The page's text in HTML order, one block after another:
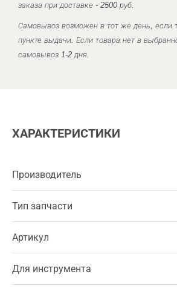
заказа при доставке - 2500 руб.
Самовывоз возможен в тот же день, если
пункте выдачи. Если товара нет в
самовывоз 1-2 дня.
ХАРАКТЕРИСТИКИ
Производитель
Тип запчасти
Артикул
Для инструмента